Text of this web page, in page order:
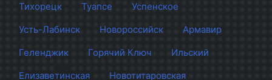
Тихорецк
Туапсе
Успенское
Усть-Лабинск
Новороссийск
Армавир
Геленджик
Горячий Ключ
Ильский
Елизаветинская
Новотитаровская